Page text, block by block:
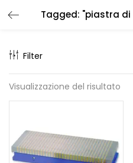
Filter
Visualizzazione del risultato
LOGIN
Enter your username and
Remember me